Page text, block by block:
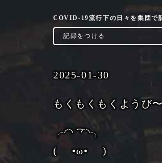
COVID-19流行下の日々を集団で
記録をつける
2025-01-30
もくもくもくようび〜
╭◜◝ ͡ ◜◝╮
( •ω• )